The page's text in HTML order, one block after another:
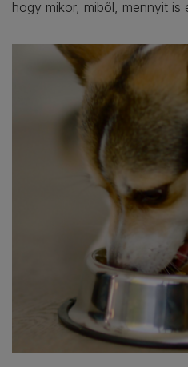
hogy mikor, miből, mennyit is